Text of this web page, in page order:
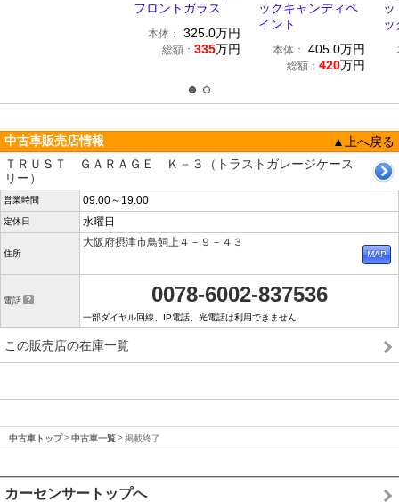
フロントガラス
本体： 325.0万円
総額： 335万円
ックキャンディペ
イント
本体： 405.0万円
総額： 420万円
中古車販売店情報
▲上へ戻る
ＴＲＵＳＴ ＧＡＲＡＧＥ Ｋ－３（トラストガレージケース
リー）
営業時間 09:00～19:00
定休日 水曜日
住所
大阪府摂津市鳥飼上４－９－４３
電話 0078-6002-837536
一部ダイヤル回線、IP電話、光電話は利用できません
この販売店の在庫一覧
中古車トップ 中古車一覧 掲載終了
カーセンサートップへ